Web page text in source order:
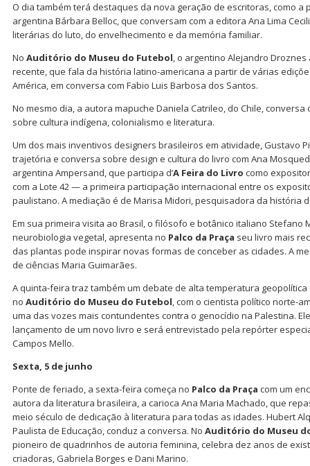
O dia também terá destaques da nova geração de escritoras, como a
argentina Bárbara Belloc, que conversam com a editora Ana Lima
literárias do luto, do envelhecimento e da memória familiar.
No Auditório do Museu do Futebol, o argentino Alejandro
recente, que fala da história latino-americana a partir de várias
América, em conversa com Fabio Luis Barbosa dos Santos.
No mesmo dia, a autora mapuche Daniela Catrileo, do Chile,
sobre cultura indígena, colonialismo e literatura.
Um dos mais inventivos designers brasileiros em atividade, Gustavo
trajetória e conversa sobre design e cultura do livro com Ana
argentina Ampersand, que participa d’A Feira do Livro como
com a Lote 42 — a primeira participação internacional entre os
paulistano. A mediação é de Marisa Midori, pesquisadora da história
Em sua primeira visita ao Brasil, o filósofo e botânico italiano Stefano
neurobiologia vegetal, apresenta no Palco da Praça seu livro mais
das plantas pode inspirar novas formas de conceber as cidades. A
de ciências Maria Guimarães.
A quinta-feira traz também um debate de alta temperatura
no Auditório do Museu do Futebol, com o cientista político norte-
uma das vozes mais contundentes contra o genocídio na Palestina.
lançamento de um novo livro e será entrevistado pela repórter
Campos Mello.
Sexta, 5 de junho
Ponte de feriado, a sexta-feira começa no Palco da Praça com um
autora da literatura brasileira, a carioca Ana Maria Machado, que
meio século de dedicação à literatura para todas as idades. Hubert
Paulista de Educação, conduz a conversa. No Auditório do Museu
pioneiro de quadrinhos de autoria feminina, celebra dez anos de
criadoras, Gabriela Borges e Dani Marino.